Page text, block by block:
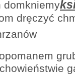
domkniemy
dręczyć